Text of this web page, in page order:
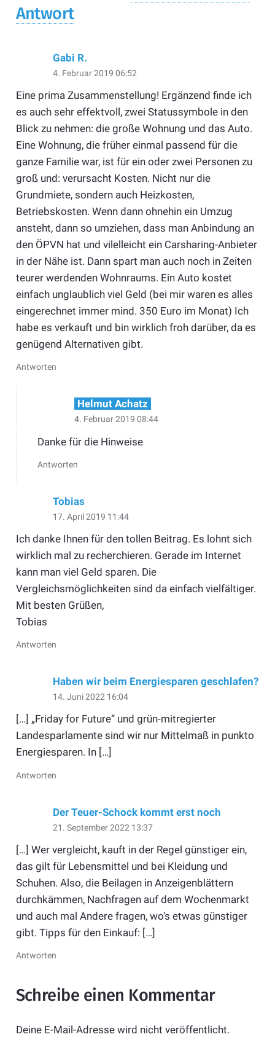
Antwort
Gabi R.
4. Februar 2019 06:52
Eine prima Zusammenstellung! Ergänzend finde ich
es auch sehr effektvoll, zwei Statussymbole in den
Blick zu nehmen: die große Wohnung und das Auto.
Eine Wohnung, die früher einmal passend für die
ganze Familie war, ist für ein oder zwei Personen zu
groß und: verursacht Kosten. Nicht nur die
Grundmiete, sondern auch Heizkosten,
Betriebskosten. Wenn dann ohnehin ein Umzug
ansteht, dann so umziehen, dass man Anbindung an
den ÖPVN hat und vilelleicht ein Carsharing-Anbieter
in der Nähe ist. Dann spart man auch noch in Zeiten
teurer werdenden Wohnraums. Ein Auto kostet
einfach unglaublich viel Geld (bei mir waren es alles
eingerechnet immer mind. 350 Euro im Monat) Ich
habe es verkauft und bin wirklich froh darüber, da es
genügend Alternativen gibt.
Antworten
Helmut Achatz
4. Februar 2019 08:44
Danke für die Hinweise
Antworten
Tobias
17. April 2019 11:44
Ich danke Ihnen für den tollen Beitrag. Es lohnt sich
wirklich mal zu recherchieren. Gerade im Internet
kann man viel Geld sparen. Die
Vergleichsmöglichkeiten sind da einfach vielfältiger.
Mit besten Grüßen,
Tobias
Antworten
Haben wir beim Energiesparen geschlafen?
14. Juni 2022 16:04
[…] „Friday for Future“ und grün-mitregierter
Landesparlamente sind wir nur Mittelmaß in punkto
Energiesparen. In […]
Antworten
Der Teuer-Schock kommt erst noch
21. September 2022 13:37
[…] Wer vergleicht, kauft in der Regel günstiger ein,
das gilt für Lebensmittel und bei Kleidung und
Schuhen. Also, die Beilagen in Anzeigenblättern
durchkämmen, Nachfragen auf dem Wochenmarkt
und auch mal Andere fragen, wo’s etwas günstiger
gibt. Tipps für den Einkauf: […]
Antworten
Schreibe einen Kommentar
Deine E-Mail-Adresse wird nicht veröffentlicht.